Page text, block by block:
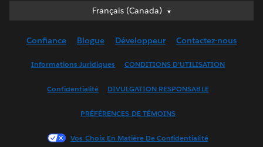
Français (Canada)
Français (Canada)
English (UK)
Français (France)
한국어
Confiance Blogue Développeur Contactez-nous
Informations Juridiques CONDITIONS D’UTILISATION
Confidentialité DIVULGATION RESPONSABLE
PRÉFÉRENCES DE TÉMOINS
Vos Choix En Matière De Confidentialité